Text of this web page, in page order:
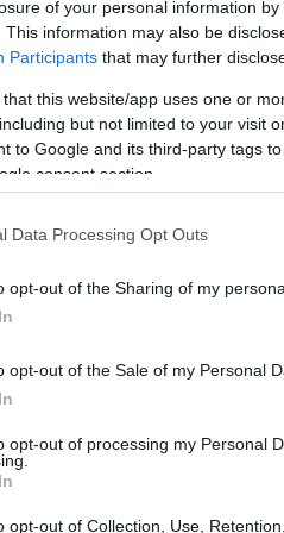
of your personal information
This information may also be
Participants that may further
that this website/app uses one or
but not limited to your visit
to Google and its third-party tags
consent section.
Data Processing Opt Outs
opt-out of the Sharing of my
opt-out of the Sale of my Personal
opt-out of processing my Personal
opt-out of Collection, Use,
jengibre
que una simple bebida; es
es un potente
general. Por otro
de la infusión, sino